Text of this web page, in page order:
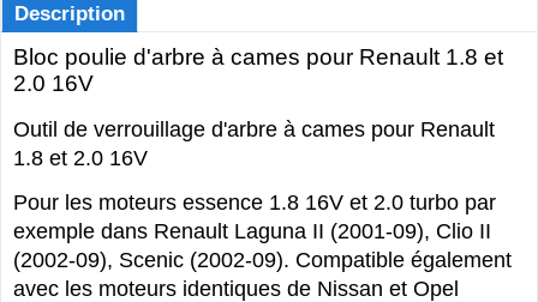
Description
Bloc poulie d'arbre à cames pour Renault 1.8 et
2.0 16V
Outil de verrouillage d'arbre à cames pour Renault
1.8 et 2.0 16V
Pour les moteurs essence 1.8 16V et 2.0 turbo par
exemple dans Renault Laguna II (2001-09), Clio II
(2002-09), Scenic (2002-09). Compatible également
avec les moteurs identiques de Nissan et Opel